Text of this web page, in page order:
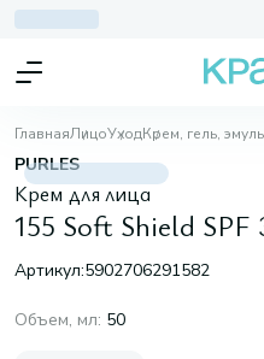
ГлавнаяЛицоУходКрем, гель,
PURLES
Крем для лица
155 Soft Shield SPF
Артикул:5902706291582
Объем, мл: 50